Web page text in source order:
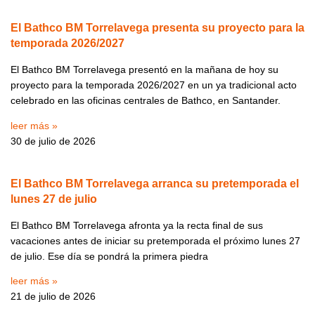
El Bathco BM Torrelavega presenta su proyecto para la
temporada 2026/2027
El Bathco BM Torrelavega presentó en la mañana de hoy su
proyecto para la temporada 2026/2027 en un ya tradicional acto
celebrado en las oficinas centrales de Bathco, en Santander.
leer más »
30 de julio de 2026
El Bathco BM Torrelavega arranca su pretemporada el
lunes 27 de julio
El Bathco BM Torrelavega afronta ya la recta final de sus
vacaciones antes de iniciar su pretemporada el próximo lunes 27
de julio. Ese día se pondrá la primera piedra
leer más »
21 de julio de 2026